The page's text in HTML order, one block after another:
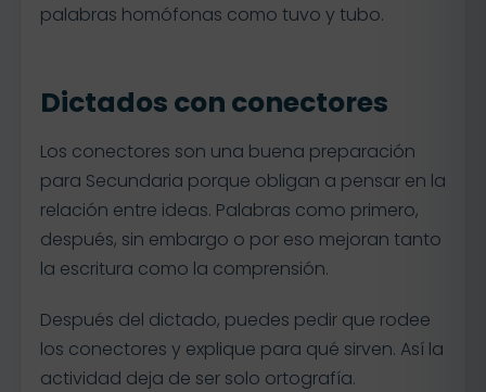
palabras homófonas como tuvo y tubo.
Dictados con conectores
Los conectores son una buena preparación
para Secundaria porque obligan a pensar en la
relación entre ideas. Palabras como primero,
después, sin embargo o por eso mejoran tanto
la escritura como la comprensión.
Después del dictado, puedes pedir que rodee
los conectores y explique para qué sirven. Así la
actividad deja de ser solo ortografía.